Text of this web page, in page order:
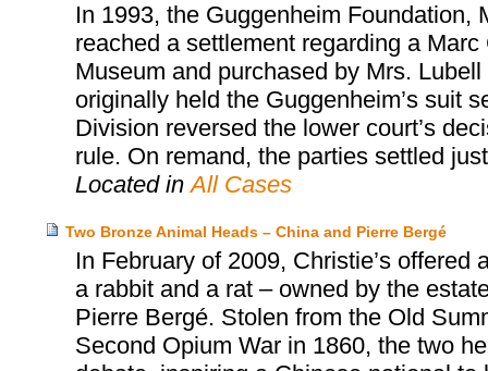
In 1993, the Guggenheim Foundation,
reached a settlement regarding a
Museum and purchased by Mrs.
originally held the Guggenheim’s suit
Division reversed the lower court’s
rule. On remand, the parties settled
Located inAll Cases
Two Bronze Animal Heads – China and Pierre Bergé
In February of 2009, Christie’s
a rabbit and a rat – owned by the
Pierre Bergé. Stolen from the Old
Second Opium War in 1860, the two